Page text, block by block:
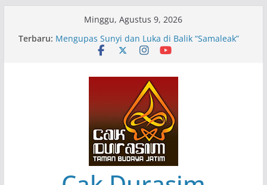
Minggu, Agustus 9, 2026
Terbaru: Pameran Lukisan Komunitas Patria Seni Rupa
Kota Blitar : Ketika “Bergerak” Menjadi Mantra
Mengupas Sunyi dan Luka di Balik “Samaleak”
Menjaga Marwah Seni dan Budaya: Catatan
Kunjungan Kerja Ir. Bambang Haryo Soekartono
(BHS) Anggota DPR RI ke Taman Budaya Jawa
Pameran Tunggal 35 Karya Agus Koecink
“Tumbang Tambang”, Ungkapan Kritis Tentang
Derita Pekerja Pertambangan